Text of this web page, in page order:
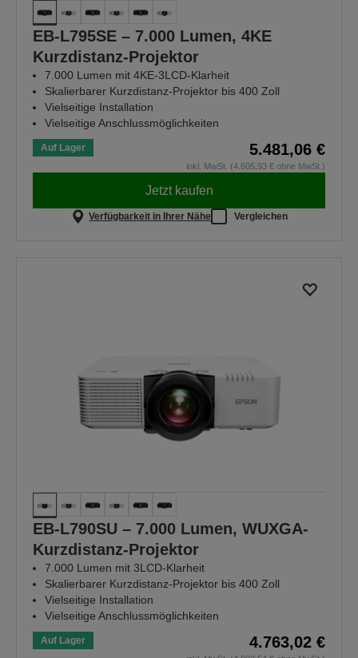
EB-L795SE – 7.000 Lumen, 4KE
Kurzdistanz-Projektor
7.000 Lumen mit 4KE-3LCD-Klarheit
Skalierbarer Kurzdistanz-Projektor bis 400 Zoll
Vielseitige Installation
Vielseitige Anschlussmöglichkeiten
Auf Lager 5.481,06 €
inkl. MwSt. (4.605,93 € ohne MwSt.)
Jetzt kaufen
Verfügbarkeit in Ihrer Nähe Vergleichen
EB-L790SU – 7.000 Lumen, WUXGA-
Kurzdistanz-Projektor
7.000 Lumen mit 3LCD-Klarheit
Skalierbarer Kurzdistanz-Projektor bis 400 Zoll
Vielseitige Installation
Vielseitige Anschlussmöglichkeiten
Auf Lager 4.763,02 €